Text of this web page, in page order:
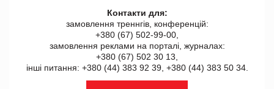
Контакти для:
замовлення треннгів, конференцій:
+380 (67) 502-99-00,
замовлення реклами на порталі, журналах:
+380 (67) 502 30 13,
інші питання: +380 (44) 383 92 39, +380 (44) 383 50 34.